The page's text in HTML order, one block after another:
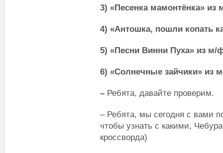
3) «Песенка мамонтёнка»
4) «Антошка, пошли копать
5) «Песни Винни Пуха» из м/
6) «Солнечные зайчики» из
– Ребята, давайте проверим.
– Ребята, мы сегодня с вами
чтобы узнать с какими,
кроссворда)